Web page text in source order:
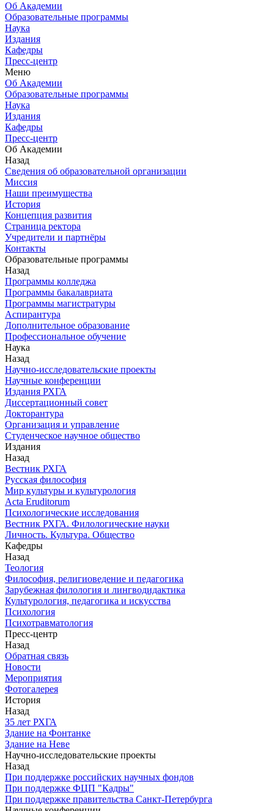
Об Академии
Образовательные программы
Наука
Издания
Кафедры
Пресс-центр
Меню
Об Академии
Образовательные программы
Наука
Издания
Кафедры
Пресс-центр
Об Академии
Назад
Сведения об образовательной организации
Миссия
Наши преимущества
История
Концепция развития
Страница ректора
Учредители и партнёры
Контакты
Образовательные программы
Назад
Программы колледжа
Программы бакалавриата
Программы магистратуры
Аспирантура
Дополнительное образование
Профессиональное обучение
Наука
Назад
Научно-исследовательские проекты
Научные конференции
Издания РХГА
Диссертационный совет
Докторантура
Организация и управление
Студенческое научное общество
Издания
Назад
Вестник РХГА
Русская философия
Мир культуры и культурология
Acta Eruditorum
Психологические исследования
Вестник РХГА. Филологические науки
Личность. Культура. Общество
Кафедры
Назад
Теология
Философия, религиоведение и педагогика
Зарубежная филология и лингводидактика
Культурология, педагогика и искусства
Психология
Психотравматология
Пресс-центр
Назад
Обратная связь
Новости
Мероприятия
Фотогалерея
История
Назад
З5 лет РХГА
Здание на Фонтанке
Здание на Неве
Научно-исследовательские проекты
Назад
При поддержке российских научных фондов
При поддержке ФЦП "Кадры"
При поддержке правительства Санкт-Петербурга